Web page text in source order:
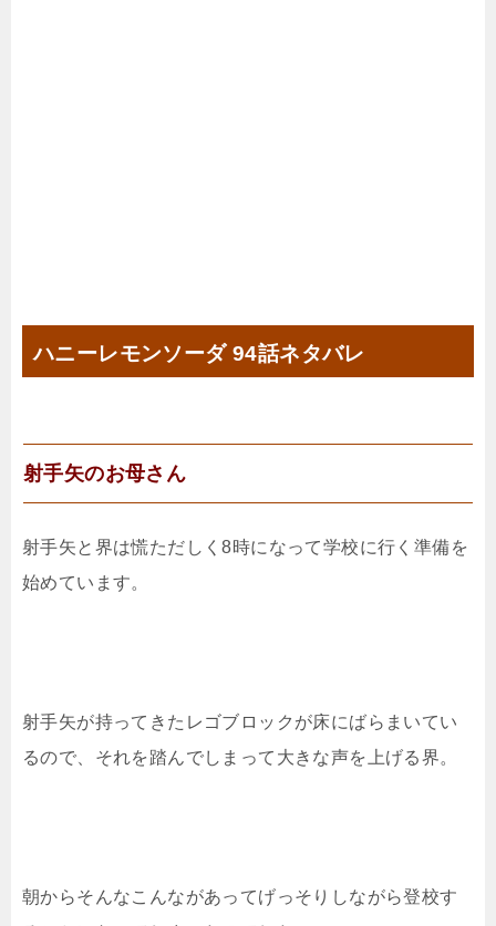
ハニーレモンソーダ 94話ネタバレ
射手矢のお母さん
射手矢と界は慌ただしく8時になって学校に行く準備を
始めています。
射手矢が持ってきたレゴブロックが床にばらまいてい
るので、それを踏んでしまって大きな声を上げる界。
朝からそんなこんながあってげっそりしながら登校す